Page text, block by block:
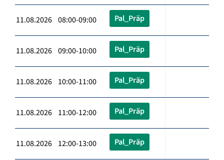
11.08.2026 08:00-09:00 Pal_Präp
11.08.2026 09:00-10:00 Pal_Präp
11.08.2026 10:00-11:00 Pal_Präp
11.08.2026 11:00-12:00 Pal_Präp
11.08.2026 12:00-13:00 Pal_Präp